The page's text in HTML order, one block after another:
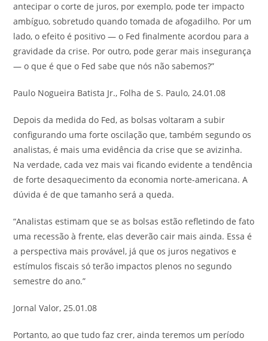
antecipar o corte de juros, por exemplo, pode ter impacto
ambíguo, sobretudo quando tomada de afogadilho. Por um
lado, o efeito é positivo — o Fed finalmente acordou para a
gravidade da crise. Por outro, pode gerar mais insegurança
— o que é que o Fed sabe que nós não sabemos?”
Paulo Nogueira Batista Jr., Folha de S. Paulo, 24.01.08
Depois da medida do Fed, as bolsas voltaram a subir
configurando uma forte oscilação que, também segundo os
analistas, é mais uma evidência da crise que se avizinha.
Na verdade, cada vez mais vai ficando evidente a tendência
de forte desaquecimento da economia norte-americana. A
dúvida é de que tamanho será a queda.
“Analistas estimam que se as bolsas estão refletindo de fato
uma recessão à frente, elas deverão cair mais ainda. Essa é
a perspectiva mais provável, já que os juros negativos e
estímulos fiscais só terão impactos plenos no segundo
semestre do ano.”
Jornal Valor,25.01.08
Portanto, ao que tudo faz crer, ainda teremos um período